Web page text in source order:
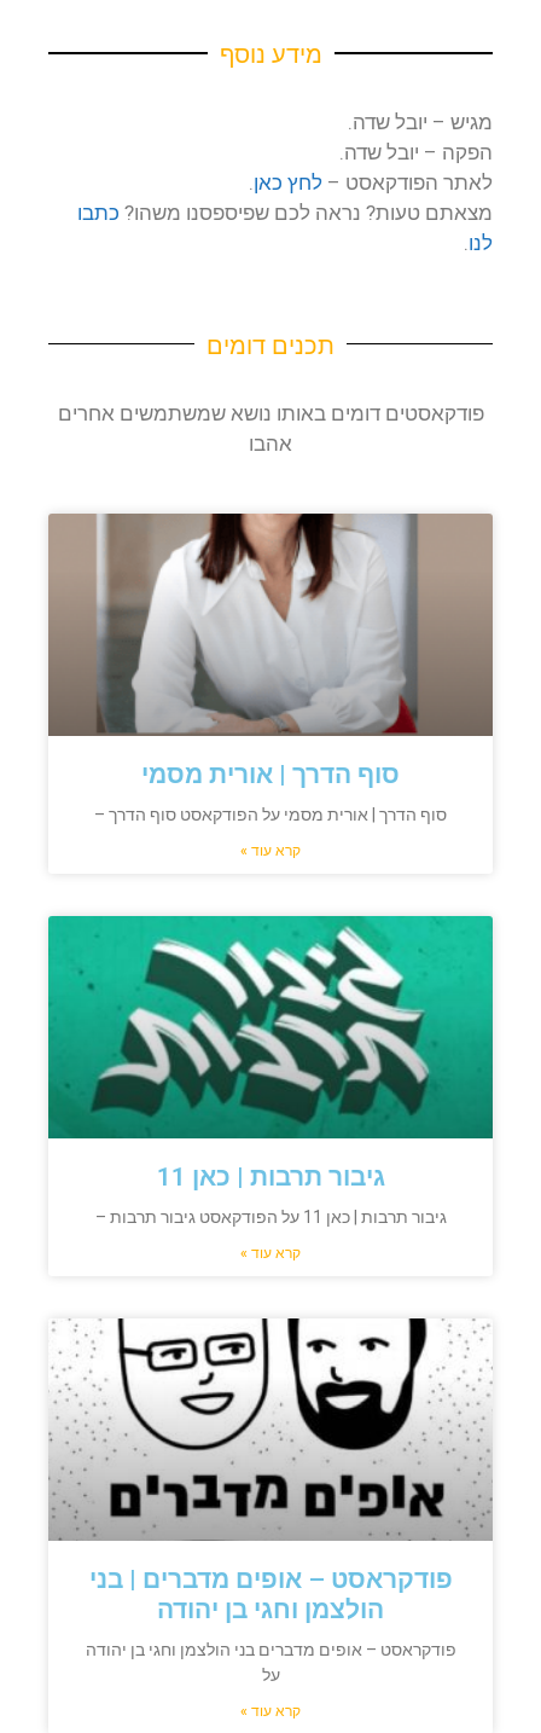
מידע נוסף
מגיש – יובל שדה.
הפקה – יובל שדה.
לאתר הפודקאסט – לחץ כאן.
מצאתם טעות? נראה לכם שפיספסנו משהו? כתבו
לנו.
תכנים דומים
פודקאסטים דומים באותו נושא שמשתמשים אחרים
אהבו
סוף הדרך | אורית מסמי
סוף הדרך | אורית מסמי על הפודקאסט סוף הדרך –
קרא עוד »
גיבור תרבות | כאן 11
גיבור תרבות | כאן 11 על הפודקאסט גיבור תרבות –
קרא עוד »
פודקראסט – אופים מדברים | בני
הולצמן וחגי בן יהודה
פודקראסט – אופים מדברים בני הולצמן וחגי בן יהודה
על
קרא עוד »